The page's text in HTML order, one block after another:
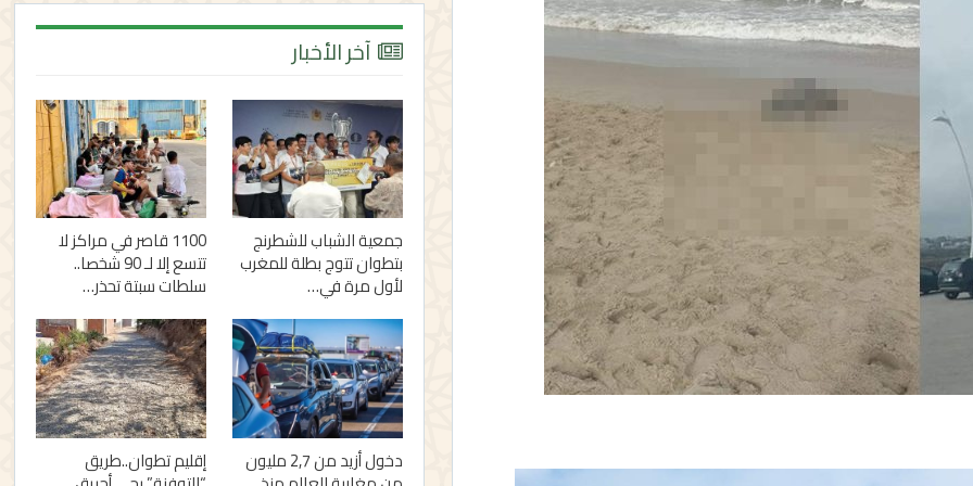
آخر الأخبار
جمعية الشباب للشطرنج
بتطوان تتوج بطلة للمغرب
لأول مرة في…
1100 قاصر في مراكز لا
تتسع إلا لـ 90 شخصا..
سلطات سبتة تحذر…
دخول أزيد من 2,7 مليون إقليم تطوان..طريق